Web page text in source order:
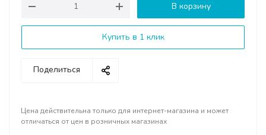
В корзину
Купить в 1 клик
Поделиться
Цена действительна только для интернет-магазина и может
отличаться от цен в розничных магазинах